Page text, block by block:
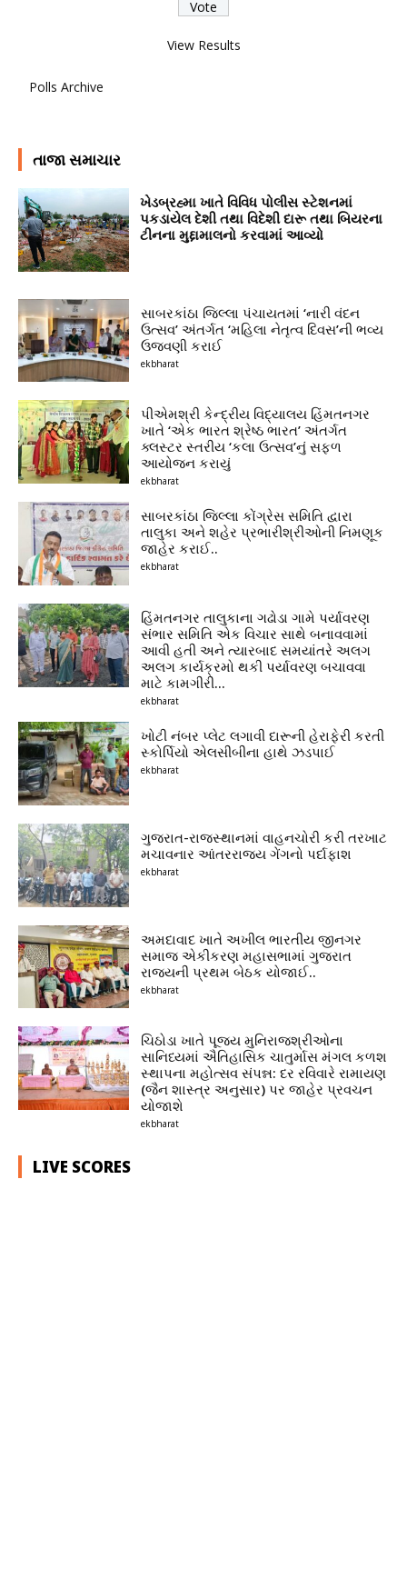
View Results
Polls Archive
તાજા સમાચાર
ખેડબ્રહ્મા ખાતે વિવિધ પોલીસ સ્ટેશનમાં
પકડાયેલ દેશી તથા વિદેશી દારૂ તથા બિયરના
ટીનના મુદ્દામાલનો કરવામાં આવ્યો
સાબરકાંઠા જિલ્લા પંચાયતમાં ‘નારી વંદન
ઉત્સવ’ અંતર્ગત ‘મહિલા નેતૃત્વ દિવસ’ની ભવ્ય
ઉજવણી કરાઈ
ekbharat
પીએમશ્રી કેન્દ્રીય વિદ્યાલય હિંમતનગર
ખાતે ‘એક ભારત શ્રેષ્ઠ ભારત’ અંતર્ગત
ક્લસ્ટર સ્તરીય ‘કલા ઉત્સવ’નું સફળ
આયોજન કરાયું
ekbharat
સાબરકાંઠા જિલ્લા કોંગ્રેસ સમિતિ દ્વારા
તાલુકા અને શહેર પ્રભારીશ્રીઓની નિમણૂક
જાહેર કરાઈ..
ekbharat
હિંમતનગર તાલુકાના ગઢોડા ગામે પર્યાવરણ
સંભાર સમિતિ એક વિચાર સાથે બનાવવામાં
આવી હતી અને ત્યારબાદ સમયાંતરે અલગ
અલગ કાર્યક્રમો થકી પર્યાવરણ બચાવવા
માટે કામગીરી...
ekbharat
ખોટી નંબર પ્લેટ લગાવી દારૂની હેરાફેરી કરતી
સ્કોર્પિયો એલસીબીના હાથે ઝડપાઈ
ekbharat
ગુજરાત-રાજસ્થાનમાં વાહનચોરી કરી તરખાટ
મચાવનાર આંતરરાજ્ય ગેંગનો પર્દાફાશ
ekbharat
અમદાવાદ ખાતે અખીલ ભારતીય જીનગર
સમાજ એકીકરણ મહાસભામાં ગુજરાત
રાજ્યની પ્રથમ બેઠક યોજાઈ..
ekbharat
ચિઠોડા ખાતે પૂજ્ય મુનિરાજશ્રીઓના
સાનિધ્યમાં ઐતિહાસિક ચાતુર્માસ મંગલ કળશ
સ્થાપના મહોત્સવ સંપન્ન: દર રવિવારે રામાયણ
(જૈન શાસ્ત્ર અનુસાર) પર જાહેર પ્રવચન
યોજાશે
ekbharat
LIVE SCORES